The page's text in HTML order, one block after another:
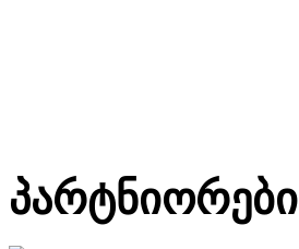
პარტნიორები